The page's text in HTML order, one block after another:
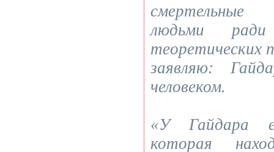
смертельные
людьми ради
теоретических
заявляю:
человеком.
«У Гайдара
которая